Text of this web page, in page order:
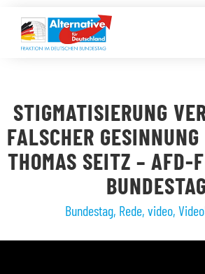
Inhalt
springen
LANDESGRUPPEN
VERANSTALTUNGEN
STIGMATISIERUNG
FALSCHER
THOMAS SEITZ – AFD-
Bundestag, Rede, video,